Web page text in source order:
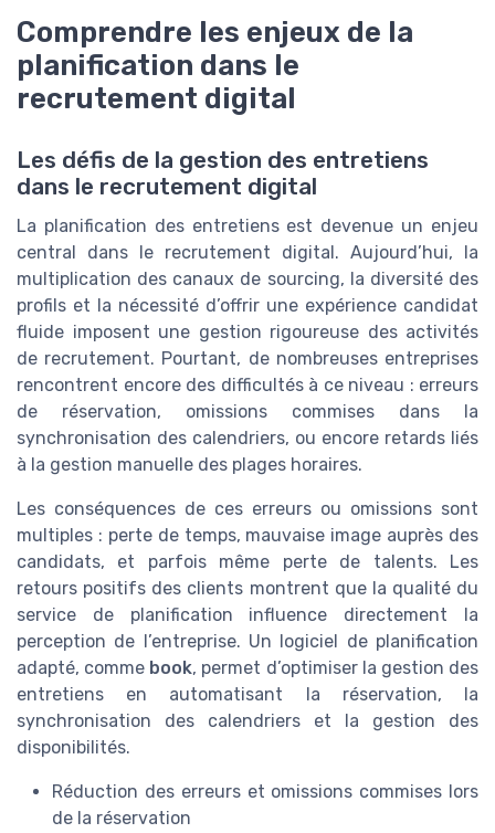
Comprendre les enjeux de la
planification dans le
recrutement digital
Les défis de la gestion des entretiens
dans le recrutement digital
La planification des entretiens est devenue un enjeu
central dans le recrutement digital. Aujourd’hui, la
multiplication des canaux de sourcing, la diversité des
profils et la nécessité d’offrir une expérience candidat
fluide imposent une gestion rigoureuse des activités
de recrutement. Pourtant, de nombreuses entreprises
rencontrent encore des difficultés à ce niveau : erreurs
de réservation, omissions commises dans la
synchronisation des calendriers, ou encore retards liés
à la gestion manuelle des plages horaires.
Les conséquences de ces erreurs ou omissions sont
multiples : perte de temps, mauvaise image auprès des
candidats, et parfois même perte de talents. Les
retours positifs des clients montrent que la qualité du
service de planification influence directement la
perception de l’entreprise. Un logiciel de planification
adapté, comme book, permet d’optimiser la gestion des
entretiens en automatisant la réservation, la
synchronisation des calendriers et la gestion des
disponibilités.
Réduction des erreurs et omissions commises lors
de la réservation